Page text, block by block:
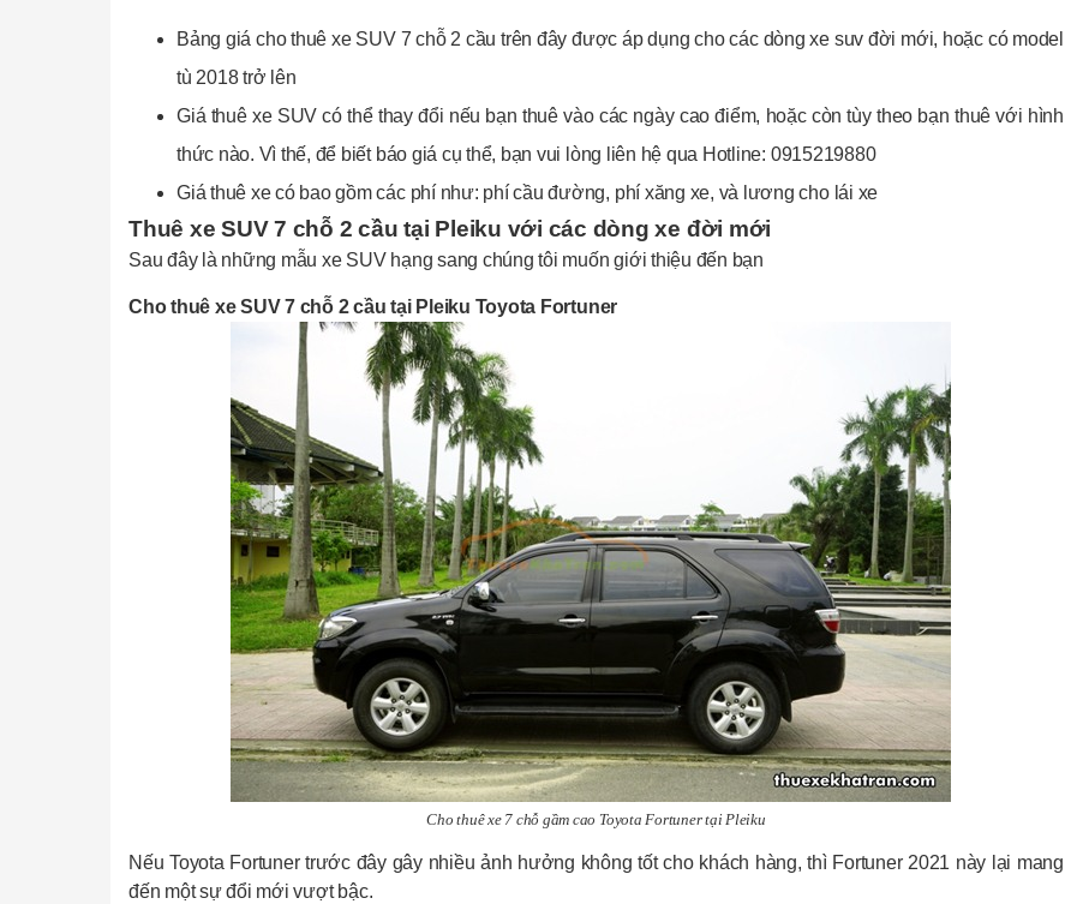
Bảng giá cho thuê xe SUV 7 chỗ 2 cầu trên đây được áp dụng cho các dòng xe suv đời mới, hoặc có model
tù 2018 trở lên
Giá thuê xe SUV có thể thay đổi nếu bạn thuê vào các ngày cao điểm, hoặc còn tùy theo bạn thuê với hình
thức nào. Vì thế, để biết báo giá cụ thể, bạn vui lòng liên hệ qua Hotline: 0915219880
Giá thuê xe có bao gồm các phí như: phí cầu đường, phí xăng xe, và lương cho lái xe
Thuê xe SUV 7 chỗ 2 cầu tại Pleiku với các dòng xe đời mới
Sau đây là những mẫu xe SUV hạng sang chúng tôi muốn giới thiệu đến bạn
Cho thuê xe SUV 7 chỗ 2 cầu tại Pleiku Toyota Fortuner
Cho thuê xe 7 chỗ gầm cao Toyota Fortuner tại Pleiku
Nếu Toyota Fortuner trước đây gây nhiều ảnh hưởng không tốt cho khách hàng, thì Fortuner 2021 này lại mang
đến một sự đổi mới vượt bậc.